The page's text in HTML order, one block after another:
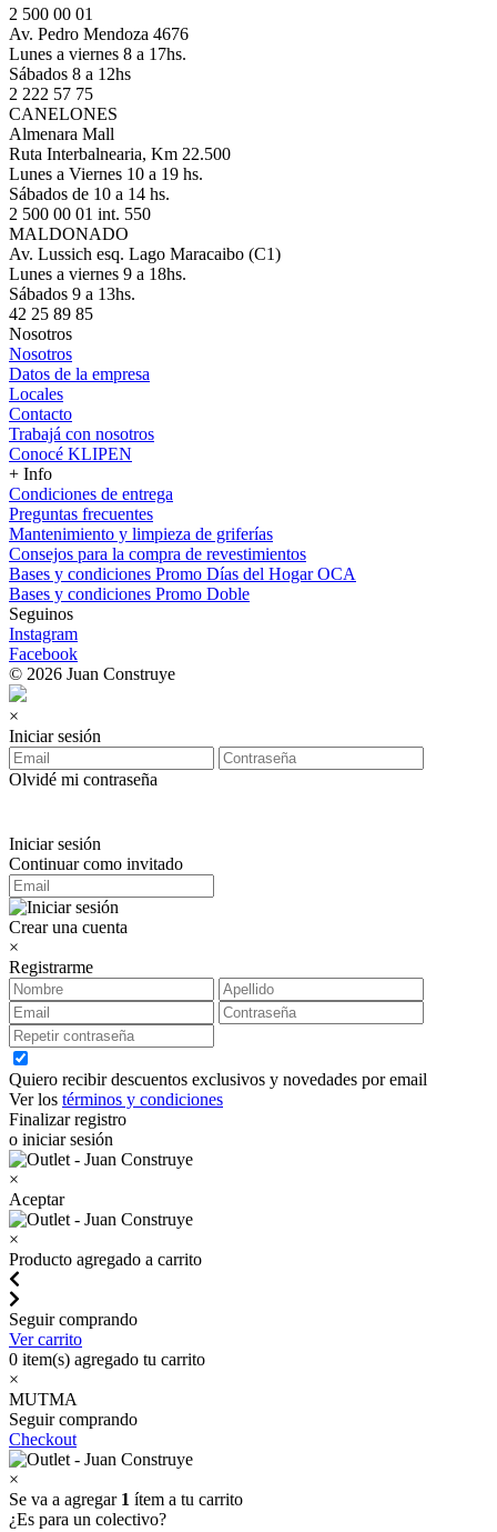
2 500 00 01
Av. Pedro Mendoza 4676
Lunes a viernes 8 a 17hs.
Sábados 8 a 12hs
2 222 57 75
CANELONES
Almenara Mall
Ruta Interbalnearia, Km 22.500
Lunes a Viernes 10 a 19 hs.
Sábados de 10 a 14 hs.
2 500 00 01 int. 550
MALDONADO
Av. Lussich esq. Lago Maracaibo (C1)
Lunes a viernes 9 a 18hs.
Sábados 9 a 13hs.
42 25 89 85
Nosotros
Nosotros
Datos de la empresa
Locales
Contacto
Trabajá con nosotros
Conocé KLIPEN
+ Info
Condiciones de entrega
Preguntas frecuentes
Mantenimiento y limpieza de griferías
Consejos para la compra de revestimientos
Bases y condiciones Promo Días del Hogar OCA
Bases y condiciones Promo Doble
Seguinos
Instagram
Facebook
© 2026 Juan Construye
×
Iniciar sesión
Olvidé mi contraseña
Iniciar sesión
Continuar como invitado
Crear una cuenta
×
Registrarme
Quiero recibir descuentos exclusivos y novedades por email
Ver los términos y condiciones
Finalizar registro
o iniciar sesión
×
Aceptar
×
Producto agregado a carrito
Seguir comprando
Ver carrito
0 item(s) agregado tu carrito
×
MUTMA
Seguir comprando
Checkout
×
Se va a agregar 1 ítem a tu carrito
¿Es para un colectivo?